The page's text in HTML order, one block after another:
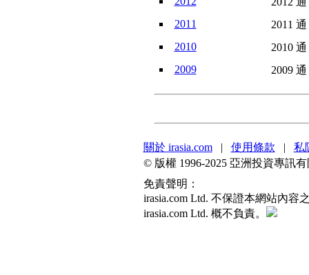
2011
2011
2010
2010
2009
2009
關於 irasia.com| 使用條款 | 私
© 版權 1996-2025 亞洲投資專訊
免責聲明：
irasia.com Ltd. 不保證本網站內
irasia.com Ltd. 概不負責。